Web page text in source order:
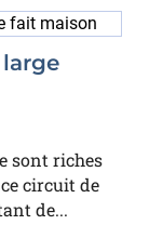
sont riches
circuit de
de...